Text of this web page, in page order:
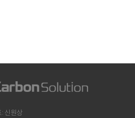
신원상